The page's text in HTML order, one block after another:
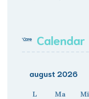
Calendar
august 2026
L Ma Mi